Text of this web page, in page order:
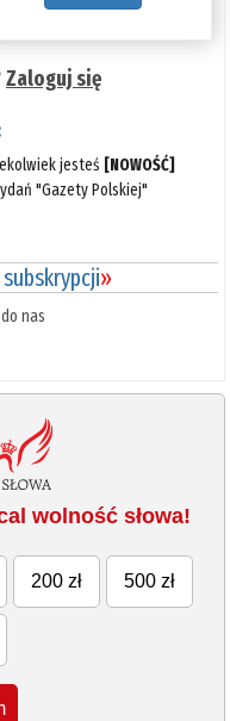
Zaloguj się
jesteś [NOWOŚĆ]
"Gazety Polskiej"
»
nas
wolność słowa!
200 zł 500 zł